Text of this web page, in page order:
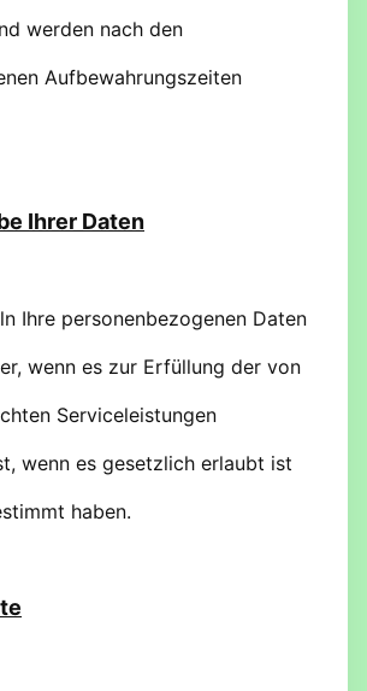
werden nach den
Aufbewahrungszeiten
Ihrer Daten
Ihre personenbezogenen Daten
wenn es zur Erfüllung der von
Serviceleistungen
wenn es gesetzlich erlaubt ist
haben.